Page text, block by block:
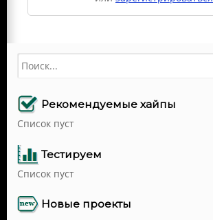
Поиск
Рекомендуемые хайпы
Список пуст
Тестируем
Список пуст
Новые проекты